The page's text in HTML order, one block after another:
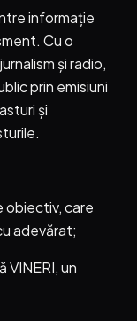
informație
Cu o
și radio,
prin emisiuni
și
care
adevărat;
VINERI, un